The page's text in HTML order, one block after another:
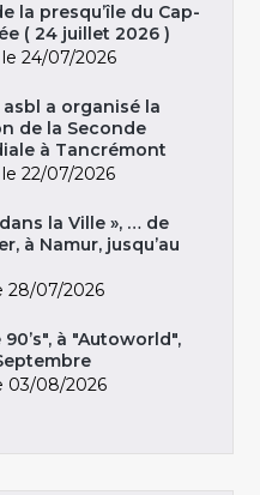
la presqu’île du Cap-
( 24 juillet 2026 )
le 24/07/2026
asbl a organisé la
de la Seconde
à Tancrémont
le 22/07/2026
la Ville », … de
à Namur, jusqu’au
28/07/2026
à "Autoworld",
03/08/2026